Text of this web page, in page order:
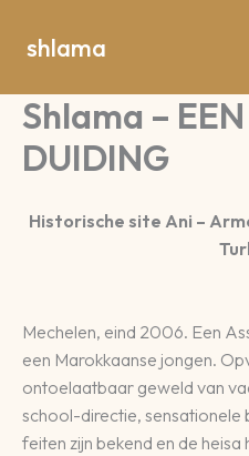
naar
inhoud
shlama
Shlama –
DUIDING
Historische site Ani –
Mechelen, eind 2006. Een
een Marokkaanse jongen.
ontoelaatbaar geweld van
school-directie, sensationele
feiten zijn bekend en de